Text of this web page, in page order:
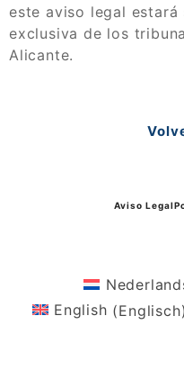
este aviso legal
exclusiva de los
Alicante.
Aviso Legal
English (Englisch)